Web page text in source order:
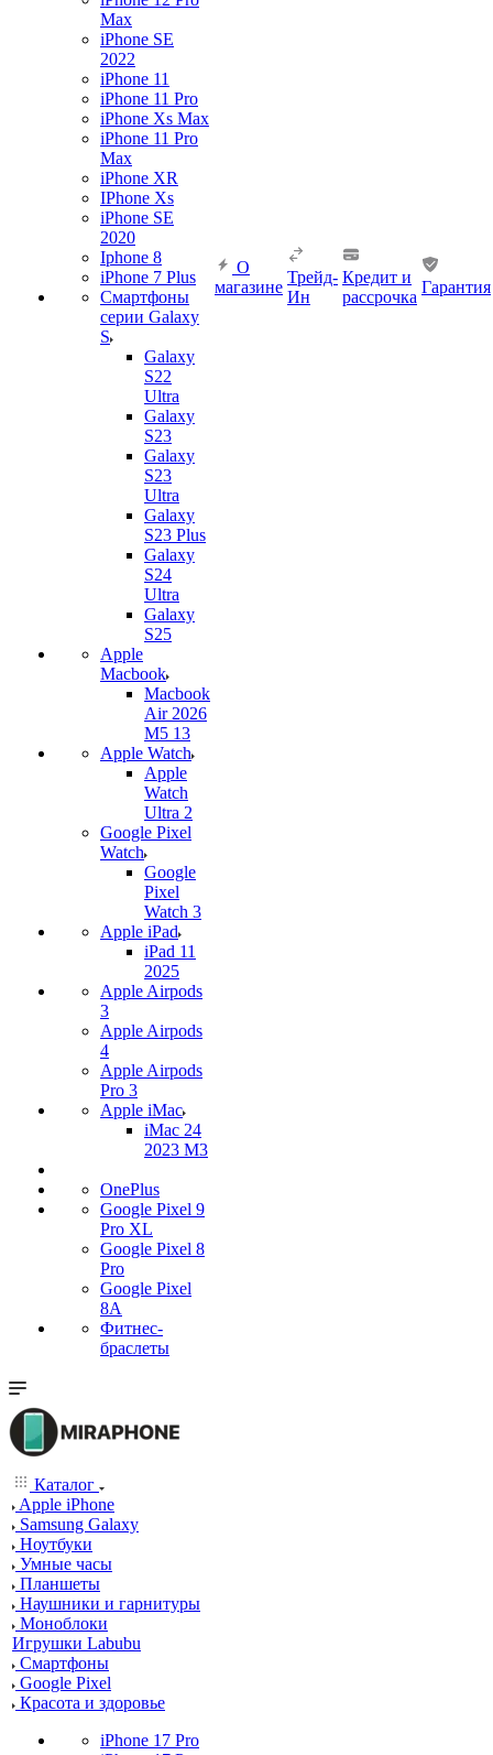
Max
iPhone SE
2022
iPhone 11
iPhone 11 Pro
iPhone Xs Max
iPhone 11 Pro
Max
iPhone XR
IPhone Xs
iPhone SE
2020
Iphone 8
iPhone 7 Plus
Смартфоны
серии Galaxy
S
Galaxy
S22
Ultra
Galaxy
S23
Galaxy
S23
Ultra
Galaxy
S23 Plus
Galaxy
S24
Ultra
Galaxy
S25
Apple
Macbook
Macbook
Air 2026
M5 13
Apple Watch
Apple
Watch
Ultra 2
Google Pixel
Watch
Google
Pixel
Watch 3
Apple iPad
iPad 11
2025
Apple Airpods
3
Apple Airpods
4
Apple Airpods
Pro 3
Apple iMac
iMac 24
2023 M3
OnePlus
Google Pixel 9
Pro XL
Google Pixel 8
Pro
Google Pixel
8A
Фитнес-
браслеты
О
магазине
Трейд-
Ин
Кредит и
рассрочка
Гарантия
Каталог
Apple iPhone
Samsung Galaxy
Ноутбуки
Умные часы
Планшеты
Наушники и гарнитуры
Моноблоки
Игрушки Labubu
Смартфоны
Google Pixel
Красота и здоровье
iPhone 17 Pro